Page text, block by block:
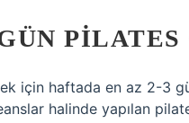
için haftada en az 2-3
halinde yapılan